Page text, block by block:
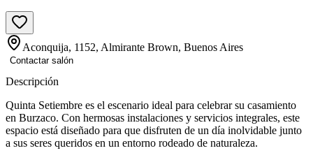
Aconquija, 1152, Almirante Brown, Buenos Aires
Contactar salón
Descripción
Quinta Setiembre es el escenario ideal para celebrar su casamiento
en Burzaco. Con hermosas instalaciones y servicios integrales, este
espacio está diseñado para que disfruten de un día inolvidable junto
a sus seres queridos en un entorno rodeado de naturaleza.